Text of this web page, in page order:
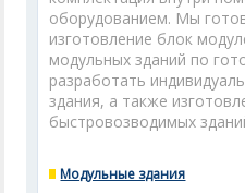
оборудованием. Мы
изготовление блок
модульных зданий по
разработать
здания, а также
быстровозводимых
Модульные здания